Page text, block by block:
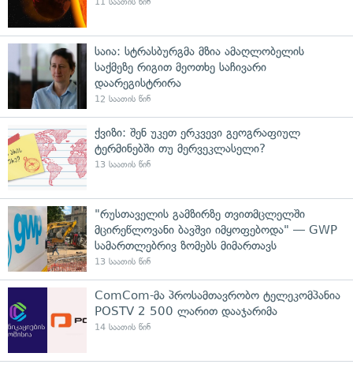
საია: სტრასბურგმა მზია ამაღლობელის
საქმეზე რიგით მეოთხე საჩივარი
დაარეგისტრირა
12 საათის წინ
ქვიზი: შენ უკეთ ერკვევი გეოგრაფიულ
ტერმინებში თუ მერვეკლასელი?
13 საათის წინ
"რუსთაველის გამზირზე თვითმცლელში
მცირეწლოვანი ბავშვი იმყოფებოდა" — GWP
სამართლებრივ ზომებს მიმართავს
13 საათის წინ
ComCom-მა პროსამთავრობო ტელეკომპანია
POSTV 2 500 ლარით დააჯარიმა
14 საათის წინ